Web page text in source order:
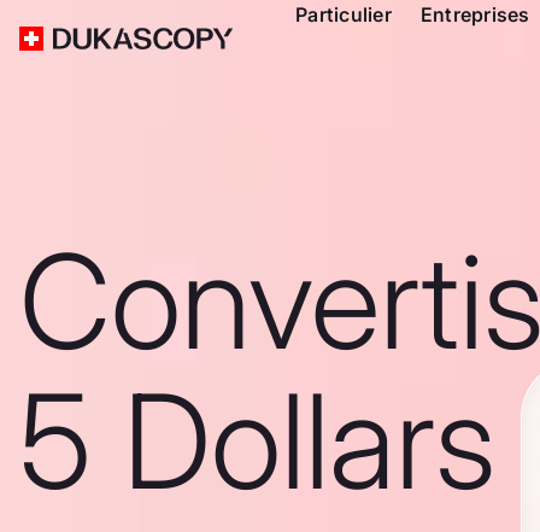
Particulier Entreprises
5 Dollars